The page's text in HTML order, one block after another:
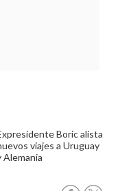
Boric alista
viajes a Uruguay
Alemania